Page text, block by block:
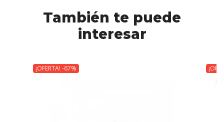
También te puede
interesar
¡OFERTA! -67%